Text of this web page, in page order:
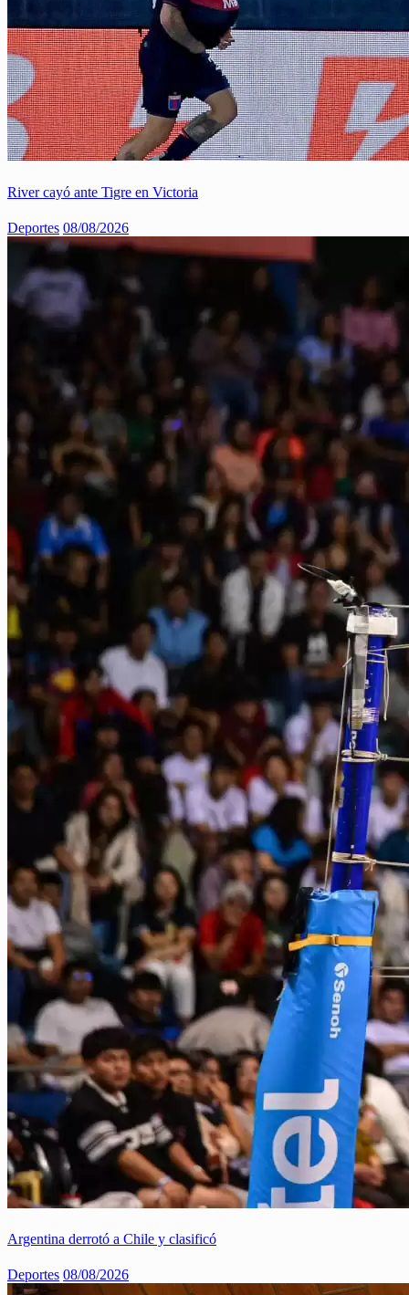
River cayó ante Tigre en Victoria
Deportes 08/08/2026
Argentina derrotó a Chile y clasificó
Deportes 08/08/2026